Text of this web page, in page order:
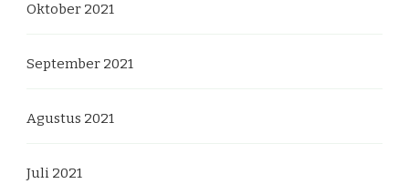
Oktober 2021
September 2021
Agustus 2021
Juli 2021